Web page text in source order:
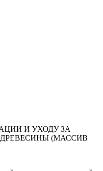
И УХОДУ ЗА
(МАССИВ